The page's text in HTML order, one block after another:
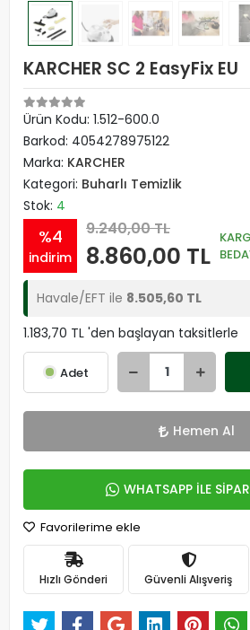
KARCHER SC 2 EasyFix EU
Ürün Kodu: 1.512-600.0
Barkod: 4054278975122
Marka: KARCHER
Kategori: Buharlı Temizlik
Stok: 4
%4
indirim
9.240,00 TL
8.860,00 TL
Havale/EFT ile 8.505,60 TL
1.183,70 TL 'den başlayan taksitlerle
Adet
Hemen Al
WHATSAPP İLE
Favorilerime ekle
Hızlı Gönderi Güvenli Alışveriş